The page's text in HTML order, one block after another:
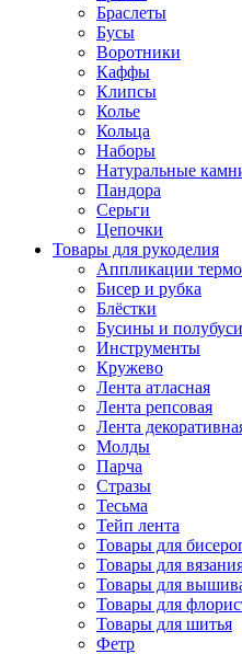
Браслеты
Бусы
Воротники
Каффы
Клипсы
Колье
Кольца
Наборы
Натуральные
Пандора
Серьги
Цепочки
Товары для рукоделия
Аппликации термо
Бисер и рубка
Блёстки
Бусины и
Инструменты
Кружево
Лента атласная
Лента репсовая
Лента
Молды
Парча
Стразы
Тесьма
Тейп лента
Товары для
Товары для
Товары для
Товары для
Товары для шитья
Фетр